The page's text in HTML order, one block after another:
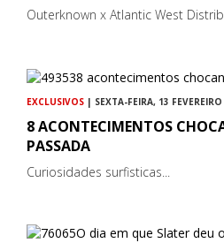
Outerknown x Atlantic West
EXCLUSIVOS | SEXTA-FEIRA, 13
8 ACONTECIMENTOS
PASSADA
Curiosidades surfisticas...